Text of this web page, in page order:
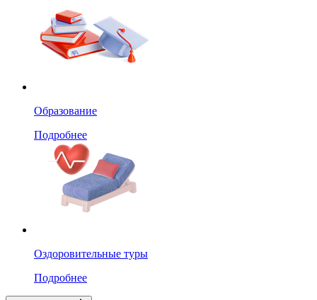
Образование
Подробнее
Оздоровительные туры
Подробнее